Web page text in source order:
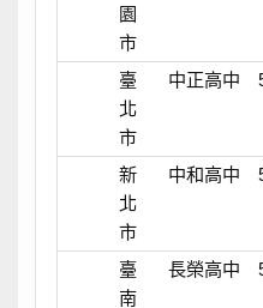
園
市
臺
北
市
中正高中
新
北
市
中和高中
臺
南
長榮高中